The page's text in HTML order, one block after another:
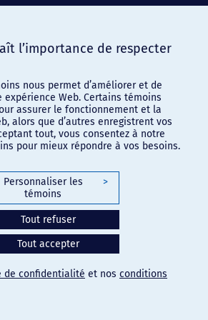
l’importance de respecter
nous permet d’améliorer et de
Web. Certains témoins
assurer le fonctionnement et la
alors que d’autres enregistrent vos
tout, vous consentez à notre
pour mieux répondre à vos besoins.
Personnaliser les
témoins
>
Tout refuser
Tout accepter
de confidentialité et nos conditions